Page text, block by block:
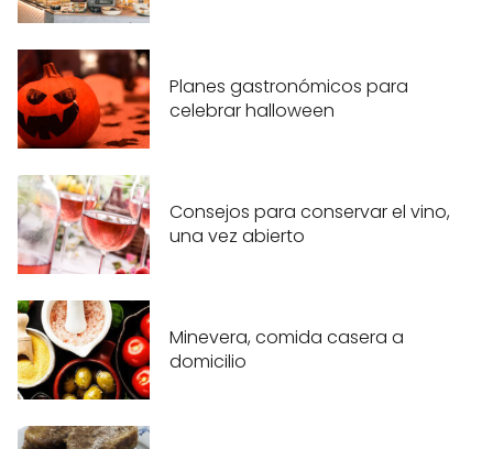
Planes gastronómicos para
celebrar halloween
Consejos para conservar el vino,
una vez abierto
Minevera, comida casera a
domicilio